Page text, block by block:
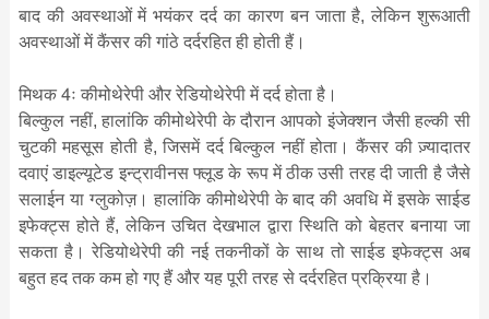
बाद की अवस्थाओं में भयंकर दर्द का कारण बन जाता है, लेकिन शुरूआती
अवस्थाओं में कैंसर की गांठे दर्दरहित ही होती हैं।
मिथक 4ः कीमोथेरेपी और रेडियोथेरेपी में दर्द होता है।
बिल्कुल नहीं, हालांकि कीमोथेरेपी के दौरान आपको इंजेक्शन जैसी हल्की सी
चुटकी महसूस होती है, जिसमें दर्द बिल्कुल नहीं होता। कैंसर की ज़्यादातर
दवाएं डाइल्यूटेड इन्ट्रावीनस फ्लूड के रूप में ठीक उसी तरह दी जाती है जैसे
सलाईन या ग्लुकोज़। हालांकि कीमोथेरेपी के बाद की अवधि में इसके साईड
इफेक्ट्स होते हैं, लेकिन उचित देखभाल द्वारा स्थिति को बेहतर बनाया जा
सकता है। रेडियोथेरेपी की नई तकनीकों के साथ तो साईड इफेक्ट्स अब
बहुत हद तक कम हो गए हैं और यह पूरी तरह से दर्दरहित प्रक्रिया है।